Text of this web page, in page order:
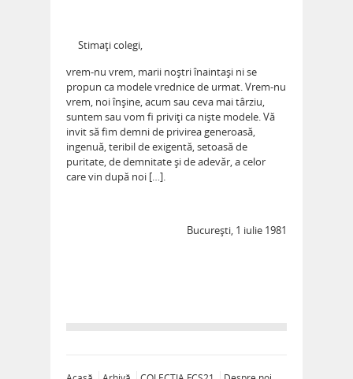
Stimaţi colegi,
vrem-nu vrem, marii noştri înaintaşi ni se
propun ca modele vrednice de urmat. Vrem-nu
vrem, noi înşine, acum sau ceva mai târziu,
suntem sau vom fi priviţi ca nişte modele. Vă
invit să fim demni de privirea generoasă,
ingenuă, teribil de exigentă, setoasă de
puritate, de demnitate şi de adevăr, a celor
care vin după noi […].
București, 1 iulie 1981